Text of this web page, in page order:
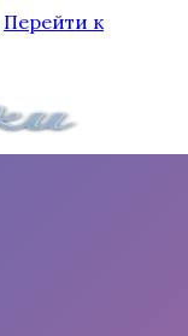
Перейти к